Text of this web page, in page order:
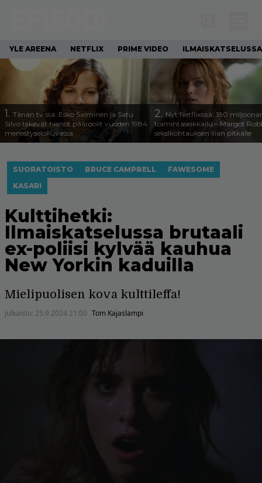
YLE AREENA NETFLIX PRIME VIDEO ILMAISKATSELUSSA
1. Tänän tv:ssä: Esko Salminen ja Satu
Silvo tekevät hienot pääroolit vuoden 1984
menestyselokuvassa
2. Nyt Netflixissä: 180
toimintaseikkailu – Margot
seksikohtauksen liian pitkälle
SUORATOISTO BRUCE CAMPBELL
FAWESOME
KASARI
Kulttihetki:
Ilmaiskatselussa brutaali
ex-poliisi kylvää kauhua
New Yorkin kaduilla
Mielipuolisen kova kulttileffa!
Julkaistu: 25.9.2024 21:00 Tom Kajaslampi